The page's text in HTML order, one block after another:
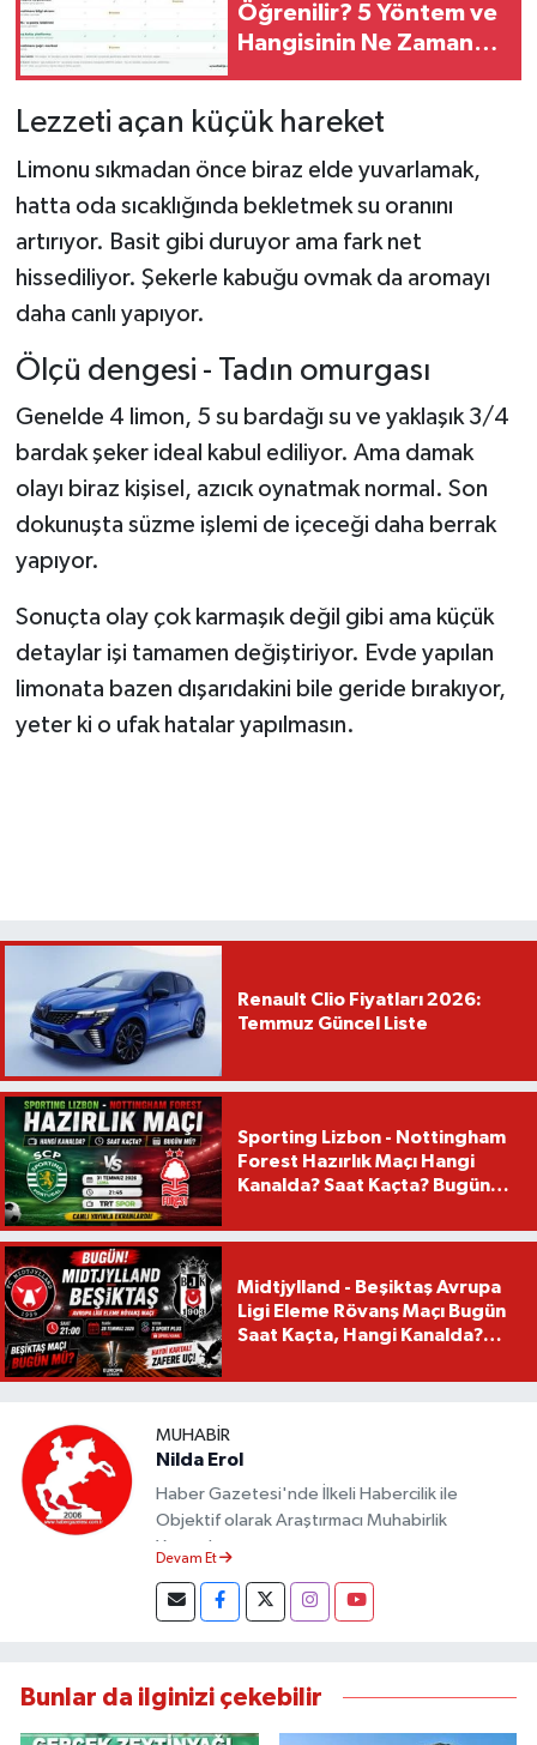
Öğrenilir? 5 Yöntem ve
Hangisinin Ne Zaman
Lezzeti açan küçük hareket
Limonu sıkmadan önce biraz elde yuvarlamak,
hatta oda sıcaklığında bekletmek su oranını
artırıyor. Basit gibi duruyor ama fark net
hissediliyor. Şekerle kabuğu ovmak da aromayı
daha canlı yapıyor.
Ölçü dengesi - Tadın omurgası
Genelde 4 limon, 5 su bardağı su ve yaklaşık 3/4
bardak şeker ideal kabul ediliyor. Ama damak
olayı biraz kişisel, azıcık oynatmak normal. Son
dokunuşta süzme işlemi de içeceği daha berrak
yapıyor.
Sonuçta olay çok karmaşık değil gibi ama küçük
detaylar işi tamamen değiştiriyor. Evde yapılan
limonata bazen dışarıdakini bile geride bırakıyor,
yeter ki o ufak hatalar yapılmasın.
Renault Clio Fiyatları 2026:
Temmuz Güncel Liste
Sporting Lizbon - Nottingham
Forest Hazırlık Maçı Hangi
Kanalda? Saat Kaçta? Bugün
Midtjylland - Beşiktaş Avrupa
Ligi Eleme Rövanş Maçı Bugün
Saat Kaçta, Hangi Kanalda?
MUHABIR
Nilda Erol
Haber Gazetesi'nde İlkeli Habercilik ile
Objektif olarak Araştırmacı Muhabirlik
Yapmaktayım.
Devam Et
Bunlar da ilginizi çekebilir